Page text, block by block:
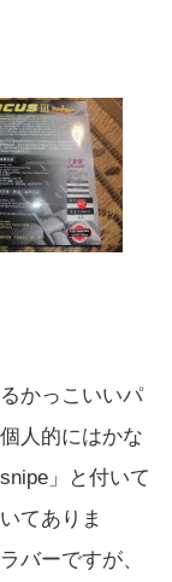
かっこいいパ
人的にはかな
」と付いて
てありま
バーですが、